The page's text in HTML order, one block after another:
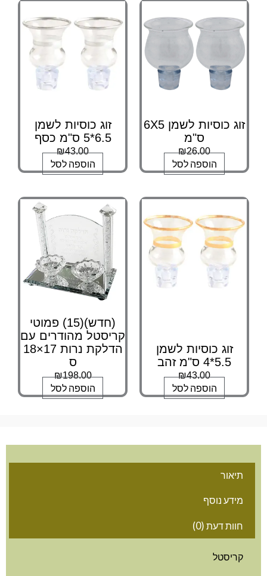
זוג כוסיות לשמן 6X5
₪26.00
הוספה לסל
זוג כוסיות לשמן
₪43.00
הוספה לסל
זוג כוסיות לשמן
₪43.00
הוספה לסל
(חדש)(15) פמוטי
קריסטל מהודרים עם
הדלקת נרות 17×18
₪198.00
הוספה לסל
נוסף
דעת (0)